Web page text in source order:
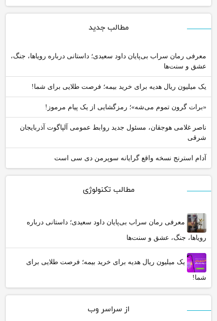
مطالب تکنولوژی
معرفی رمان سراب بی‌پایان داود سعیدی؛ داستانی درباره
رویاها، جنگ، عشق و سنت‌ها
یک میلیون ریال هدیه برای خرید بیمه؛ فرصت طلایی برای
شما!
از سراسر وب
مطالب جدید
معرفی رمان سراب بی‌پایان داود سعیدی؛ داستانی درباره رویاها، جنگ،
عشق و سنت‌ها
یک میلیون ریال هدیه برای خرید بیمه؛ فرصت طلایی برای شما!
«برات گرون تموم می‌شه»؛ رمزگشایی از یک پیام مرموز!
ناصر غلامی هوجقان، مسئول جدید روابط عمومی آلپاگوت آذربایجان
شرقی
آدام استرنج نسخه واقع گرایانه سوپرمن دی سی است